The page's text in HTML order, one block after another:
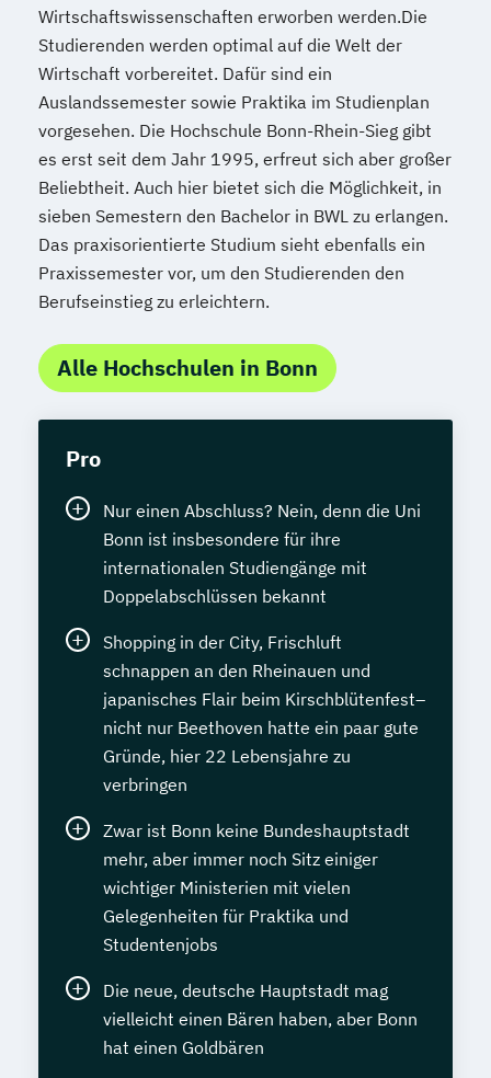
Wirtschaftswissenschaften erworben werden.Die
Studierenden werden optimal auf die Welt der
Wirtschaft vorbereitet. Dafür sind ein
Auslandssemester sowie Praktika im Studienplan
vorgesehen. Die Hochschule Bonn-Rhein-Sieg gibt
es erst seit dem Jahr 1995, erfreut sich aber großer
Beliebtheit. Auch hier bietet sich die Möglichkeit, in
sieben Semestern den Bachelor in BWL zu erlangen.
Das praxisorientierte Studium sieht ebenfalls ein
Praxissemester vor, um den Studierenden den
Berufseinstieg zu erleichtern.
Alle Hochschulen in Bonn
Pro
Nur einen Abschluss? Nein, denn die Uni
Bonn ist insbesondere für ihre
internationalen Studiengänge mit
Doppelabschlüssen bekannt
Shopping in der City, Frischluft
schnappen an den Rheinauen und
japanisches Flair beim Kirschblütenfest–
nicht nur Beethoven hatte ein paar gute
Gründe, hier 22 Lebensjahre zu
verbringen
Zwar ist Bonn keine Bundeshauptstadt
mehr, aber immer noch Sitz einiger
wichtiger Ministerien mit vielen
Gelegenheiten für Praktika und
Studentenjobs
Die neue, deutsche Hauptstadt mag
vielleicht einen Bären haben, aber Bonn
hat einen Goldbären